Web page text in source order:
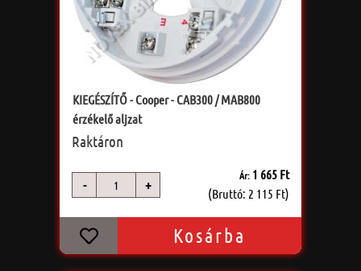
KIEGÉSZÍTŐ - Cooper - CAB300 / MAB800
érzékelő aljzat
Raktáron
- +
Ár: 1 665 Ft
(Bruttó: 2 115 Ft)
Kosárba